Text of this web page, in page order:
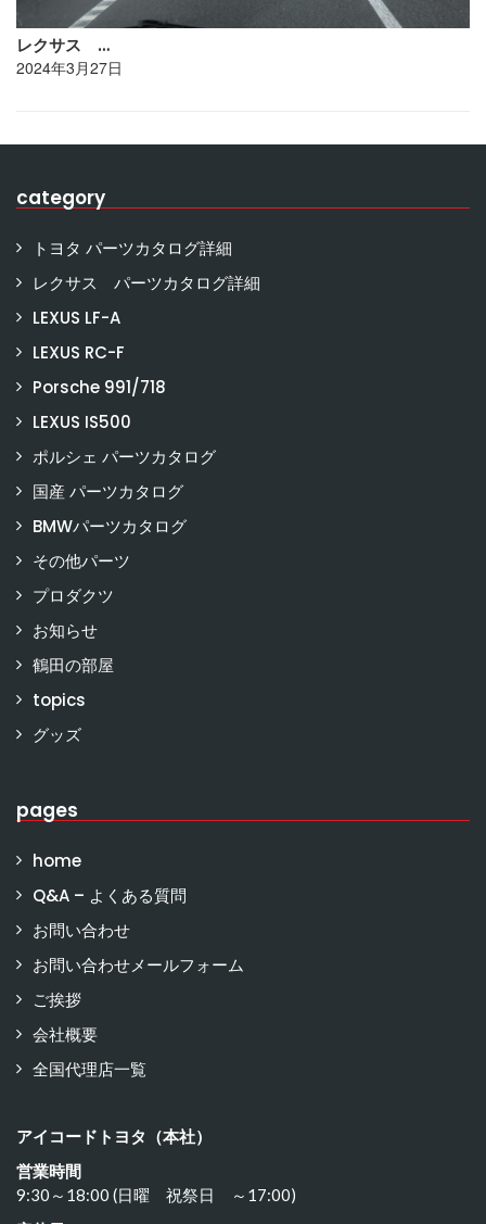
レクサス …
2024年3月27日
category
トヨタ パーツカタログ詳細
レクサス パーツカタログ詳細
LEXUS LF-A
LEXUS RC-F
Porsche 991/718
LEXUS IS500
ポルシェ パーツカタログ
国産 パーツカタログ
BMWパーツカタログ
その他パーツ
プロダクツ
お知らせ
鶴田の部屋
topics
グッズ
pages
home
Q&A – よくある質問
お問い合わせ
お問い合わせメールフォーム
ご挨拶
会社概要
全国代理店一覧
アイコードトヨタ（本社）
営業時間
9:30～18:00 (日曜 祝祭日 ～17:00)